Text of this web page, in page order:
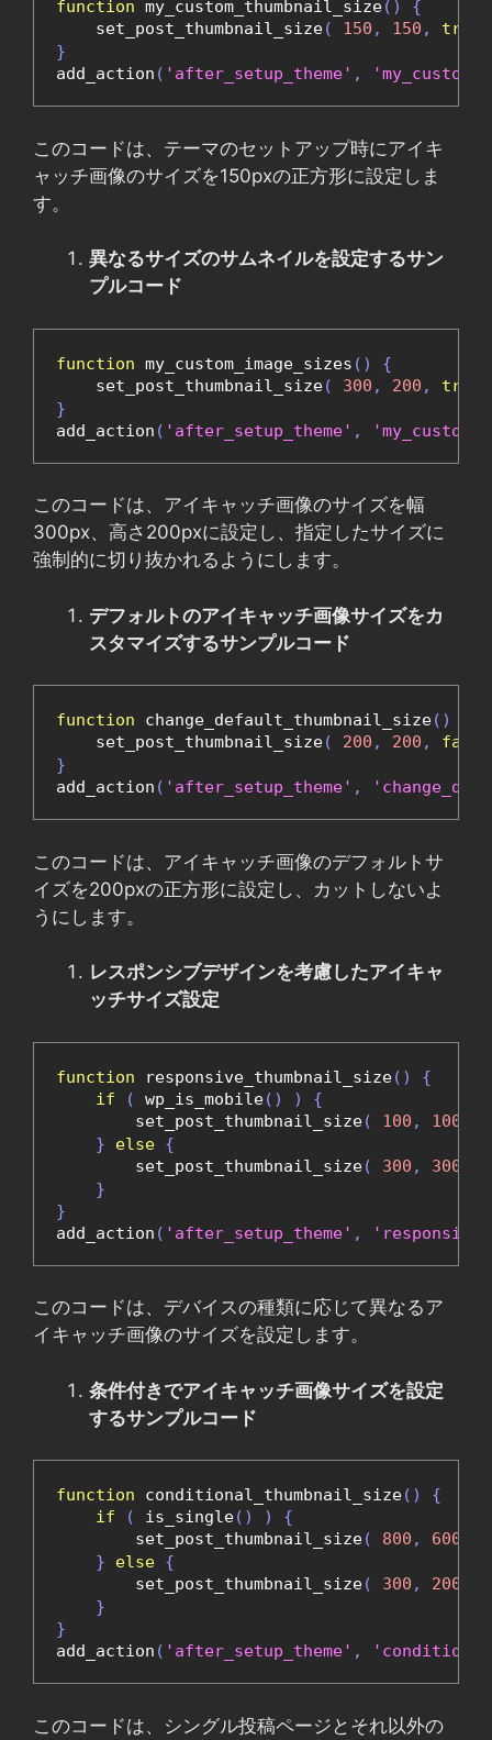
function my_custom_thumbnail_size()
{
    set_post_thumbnail_size
( 150 , 150 , true
}
add_action ( 'after_setup_theme' ,
このコードは、テーマのセットアップ時にアイキ
ャッチ画像のサイズを150pxの正方形に設定しま
す。
異なるサイズのサムネイルを設定するサン
プルコード
function my_custom_image_sizes ()
{
    set_post_thumbnail_size
( 300 , 200 , true
}
add_action ( 'after_setup_theme' ,
このコードは、アイキャッチ画像のサイズを幅
300px、高さ200pxに設定し、指定したサイズに
強制的に切り抜かれるようにします。
デフォルトのアイキャッチ画像サイズをカ
スタマイズするサンプルコード
function change_default_thumbnail_size()
    set_post_thumbnail_size
( 200 , 200 ,
false
}
add_action ( 'after_setup_theme' ,
このコードは、アイキャッチ画像のデフォルトサ
イズを200pxの正方形に設定し、カットしないよ
うにします。
レスポンシブデザインを考慮したアイキャ
ッチサイズ設定
function responsive_thumbnail_size()
{
if
( wp_is_mobile() )
{
        set_post_thumbnail_size
( 100 , 100
}
else {
        set_post_thumbnail_size
( 300 , 300
}
}
add_action ( 'after_setup_theme' ,
このコードは、デバイスの種類に応じて異なるア
イキャッチ画像のサイズを設定します。
条件付きでアイキャッチ画像サイズを設定
するサンプルコード
function conditional_thumbnail_size()
{
if
( is_single() )
{
        set_post_thumbnail_size
( 800 , 600
}
else {
        set_post_thumbnail_size
( 300 , 200
}
}
add_action ( 'after_setup_theme' ,
このコードは、シングル投稿ページとそれ以外の